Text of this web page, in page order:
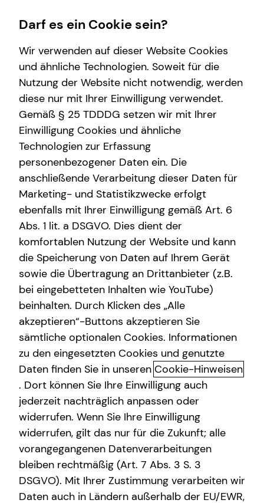
Wissenswertes
Über tecis
Fabian Eimert
Sales Manager
Anrede
Titel
Vorname
Nachname
Adresse
Hausnummer
Postleitzahl
Telefonnummer
Darf es ein Cookie sein?
Wir verwenden auf dieser Website Cookies
und ähnliche Technologien. Soweit für die
Nutzung der Website nicht notwendig, werden
diese nur mit Ihrer Einwilligung verwendet.
Gemäß § 25 TDDDG setzen wir mit Ihrer
Einwilligung Cookies und ähnliche
Technologien zur Erfassung
personenbezogener Daten ein. Die
anschließende Verarbeitung dieser Daten für
Marketing- und Statistikzwecke erfolgt
ebenfalls mit Ihrer Einwilligung gemäß Art. 6
Abs. 1 lit. a DSGVO. Dies dient der
komfortablen Nutzung der Website und kann
die Speicherung von Daten auf Ihrem Gerät
sowie die Übertragung an Drittanbieter (z.B.
bei eingebetteten Inhalten wie YouTube)
beinhalten. Durch Klicken des „Alle
akzeptieren“-Buttons akzeptieren Sie
sämtliche optionalen Cookies. Informationen
zu den eingesetzten Cookies und genutzte
Daten finden Sie in unseren Cookie-Hinweisen
. Dort können Sie Ihre Einwilligung auch
jederzeit nachträglich anpassen oder
widerrufen. Wenn Sie Ihre Einwilligung
widerrufen, gilt das nur für die Zukunft; alle
vorangegangenen Datenverarbeitungen
bleiben rechtmäßig (Art. 7 Abs. 3 S. 3
DSGVO). Mit Ihrer Zustimmung verarbeiten wir
Daten auch in Ländern außerhalb der EU/EWR,